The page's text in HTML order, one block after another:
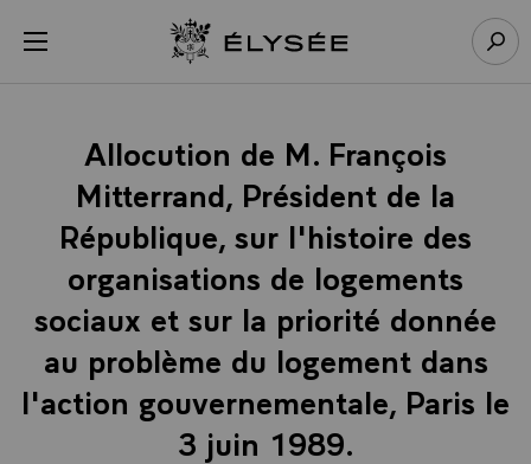
menu Retour à l’accueil Élysée
Allocution de M. François
Mitterrand, Président de la
République, sur l'histoire des
organisations de logements
sociaux et sur la priorité donnée
au problème du logement dans
l'action gouvernementale, Paris le
3 juin 1989.
Panneau de gestion des cookies